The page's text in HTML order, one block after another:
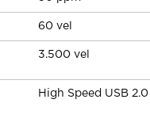
60 vel
3.500 vel
High Speed USB 2.0